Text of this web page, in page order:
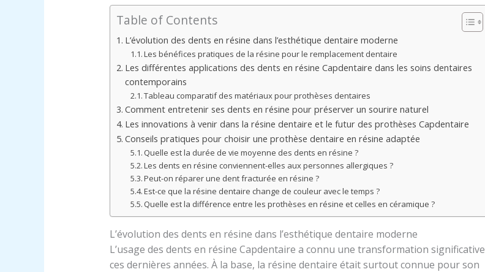
Table of Contents
L’évolution des dents en résine dans l’esthétique dentaire moderne
Les bénéfices pratiques de la résine pour le remplacement dentaire
Les différentes applications des dents en résine Capdentaire dans les soins dentaires
contemporains
Tableau comparatif des matériaux pour prothèses dentaires
Comment entretenir ses dents en résine pour préserver un sourire naturel
Les innovations à venir dans la résine dentaire et le futur des prothèses Capdentaire
Conseils pratiques pour choisir une prothèse dentaire en résine adaptée
Quelle est la durée de vie moyenne des dents en résine ?
Les dents en résine conviennent-elles aux personnes allergiques ?
Peut-on réparer une dent fracturée en résine ?
Est-ce que la résine dentaire change de couleur avec le temps ?
Quelle est la différence entre les prothèses en résine et celles en céramique ?
L’évolution des dents en résine dans l’esthétique dentaire moderne
L’usage des dents en résine Capdentaire a connu une transformation significative
ces dernières années. À la base, la résine dentaire était surtout connue pour son